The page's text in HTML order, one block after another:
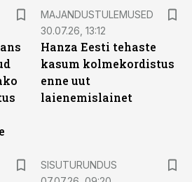
MAJANDUSTULEMUSED
30.07.26, 13:12
Hanza Eesti tehaste
kasum kolmekordistus
enne uut
laienemislainet
SISUTURUNDUS